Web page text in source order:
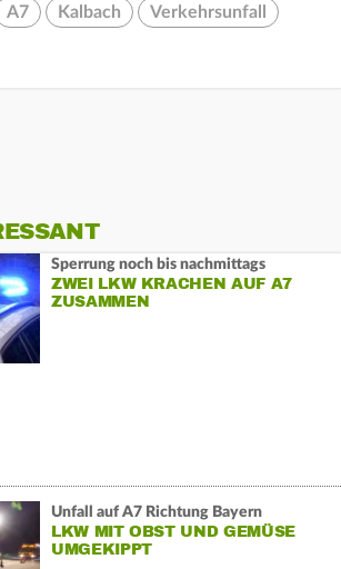
A7 Kalbach Verkehrsunfall
Sperrung noch bis nachmittags
ZWEI LKW KRACHEN AUF A7
ZUSAMMEN
Unfall auf A7 Richtung Bayern
LKW MIT OBST UND GEMÜSE
UMGEKIPPT